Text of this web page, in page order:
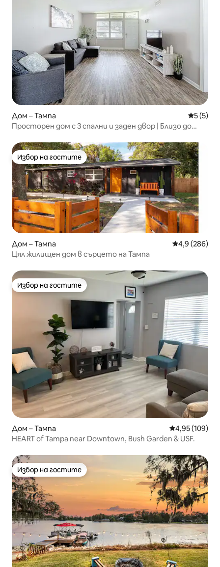
Дом – Тампа Средна
5 (5)
Просторен дом с 3 спални и заден двор | Близо до
Избор на гостите
Избор на гостите
Дом – Тампа Средна
4,9 (286)
Цял жилищен дом в сърцето на Тампа
Избор на гостите
Избор на гостите
Дом – Тампа Средна
4,95 (109)
HEART of Tampa near Downtown, Bush Garden & USF.
Избор на гостите
Избор на гостите